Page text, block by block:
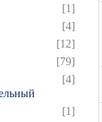
[1]
[4]
[12]
[79]
[4]
[1]